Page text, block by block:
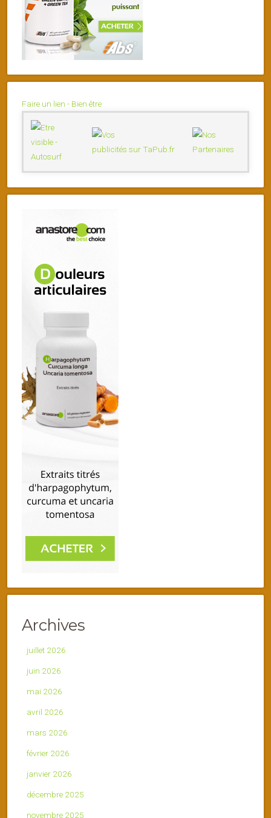
Faire un lien - Bien être
Archives
juillet 2026
juin 2026
mai 2026
avril 2026
mars 2026
février 2026
janvier 2026
décembre 2025
novembre 2025